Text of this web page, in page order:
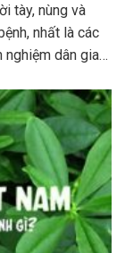
tày, nùng và
nhất là các
dân gian